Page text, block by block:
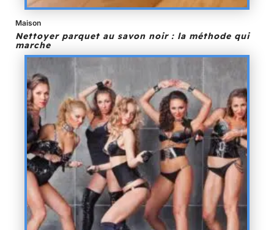
Maison
Nettoyer parquet au savon noir : la méthode qui
marche